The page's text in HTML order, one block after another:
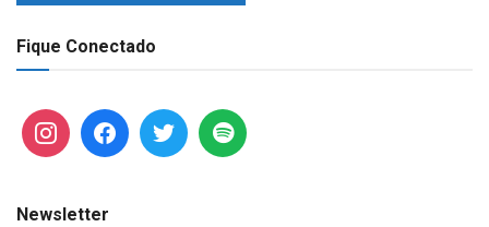
Fique Conectado
Newsletter